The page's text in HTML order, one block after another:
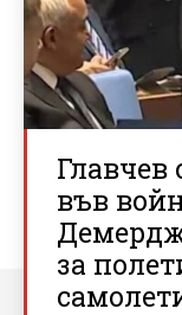
Главчев
във
за